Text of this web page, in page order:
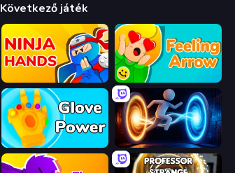
Következő játék
Ninja Hands Feeling Arrow
Glove Power Portal Escape